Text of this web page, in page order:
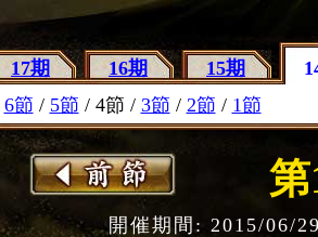
17期 16期 15期
6節 / 5節 / 4節 / 3節 / 2節 / 1節
第
開催期間: 2015/06/